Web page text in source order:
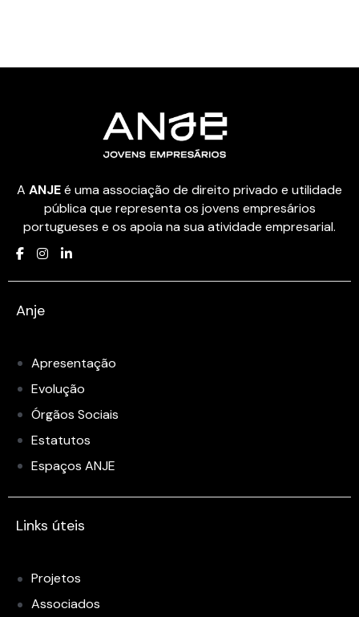
A ANJEé uma associação de direito privado e utilidade
pública que representa os jovens empresários
portugueses e os apoia na sua atividade empresarial.
Anje
Apresentação
Evolução
Órgãos Sociais
Estatutos
Espaços ANJE
Links úteis
Projetos
Associados